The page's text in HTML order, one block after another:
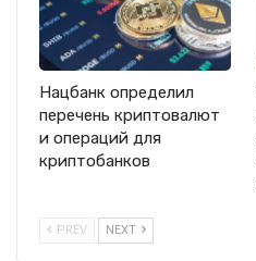
Нацбанк определил
перечень криптовалют
и операций для
криптобанков
PREV NEXT